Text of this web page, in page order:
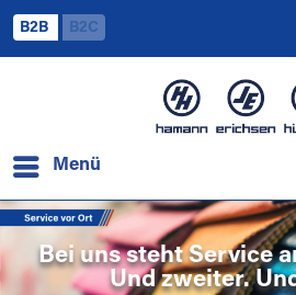
B2B B2C
Menü
Bei uns steht Service
Und zweiter.